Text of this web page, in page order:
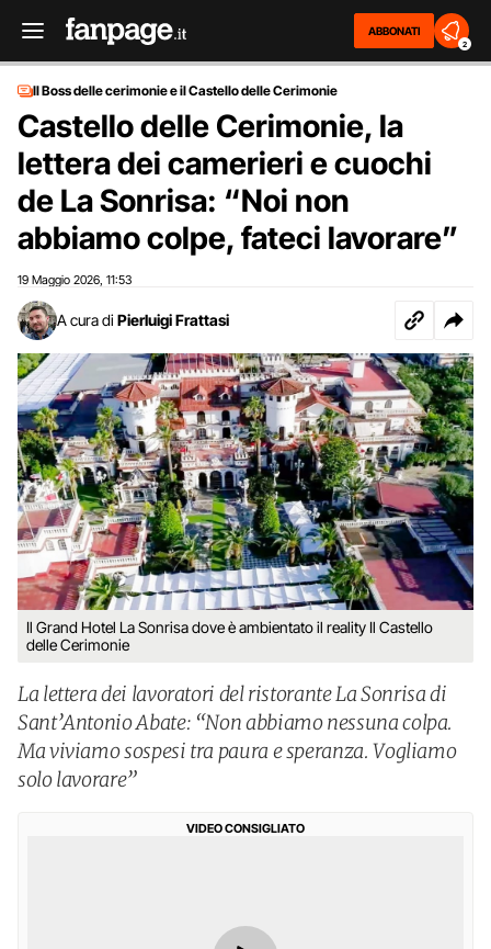
ABBONATI
2
Il Boss delle cerimonie e il Castello delle Cerimonie
Castello delle Cerimonie, la
lettera dei camerieri e cuochi
de La Sonrisa: “Noi non
abbiamo colpe, fateci lavorare”
19 Maggio 2026 11:53
A cura di Pierluigi Frattasi
Il Grand Hotel La Sonrisa dove è ambientato il reality Il Castello
delle Cerimonie
La lettera dei lavoratori del ristorante La Sonrisa di
Sant’Antonio Abate: “Non abbiamo nessuna colpa.
Ma viviamo sospesi tra paura e speranza. Vogliamo
solo lavorare”
VIDEO CONSIGLIATO